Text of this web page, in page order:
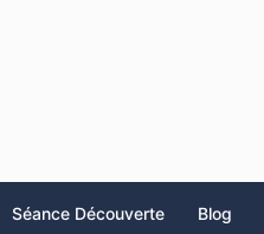
Séance Découverte Blog